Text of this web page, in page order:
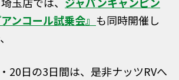
ンコール試乗会』 も同時開催し
20日の3日間は、是非ナッツRVへ